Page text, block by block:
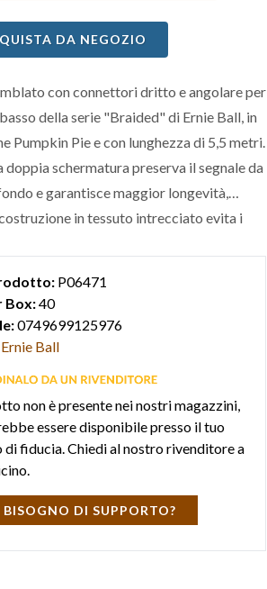
DA NEGOZIO
con connettori dritto e angolare per
della serie "Braided" di Ernie Ball, in
Pumpkin Pie e con lunghezza di 5,5 metri.
doppia schermatura preserva il segnale da
e garantisce maggior longevità,
in tessuto intrecciato evita i
P06471
Box:40
0749699125976
Ernie Ball
non è presente nei nostri magazzini,
essere disponibile presso il tuo
di fiducia. Chiedi al nostro rivenditore a
DI SUPPORTO?